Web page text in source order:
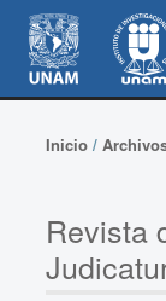
Inicio/
Revista